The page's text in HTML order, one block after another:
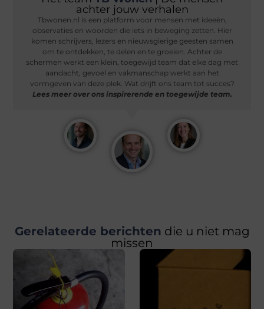
achter jouw verhalen
Tbwonen.nl is een platform voor mensen met ideeën,
observaties en woorden die iets in beweging zetten. Hier
komen schrijvers, lezers en nieuwsgierige geesten samen
om te ontdekken, te delen en te groeien. Achter de
schermen werkt een klein, toegewijd team dat elke dag met
aandacht, gevoel en vakmanschap werkt aan het
vormgeven van deze plek. Wat drijft ons team tot succes?
Lees meer over ons inspirerende en toegewijde team.
Gerelateerde berichten die u niet mag
missen